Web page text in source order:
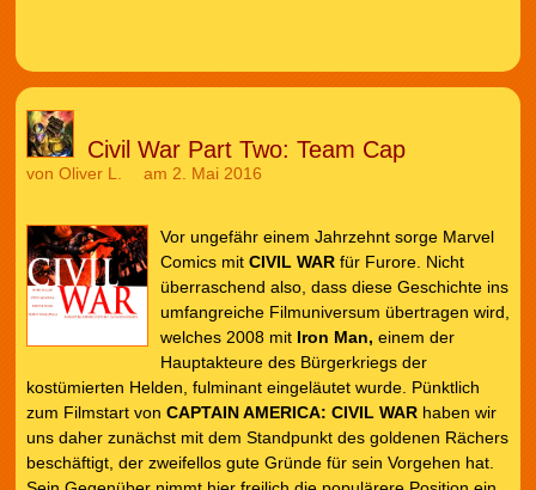
Civil War Part Two: Team Cap
von Oliver L. am 2. Mai 2016
Vor ungefähr einem Jahrzehnt sorge Marvel
Comics mit CIVIL WARfür Furore. Nicht
überraschend also, dass diese Geschichte ins
umfangreiche Filmuniversum übertragen wird,
welches 2008 mit Iron Man, einem der
Hauptakteure des Bürgerkriegs der
kostümierten Helden, fulminant eingeläutet wurde. Pünktlich
zum Filmstart von CAPTAIN AMERICA: CIVIL WARhaben wir
uns daher zunächst mit dem Standpunkt des goldenen Rächers
beschäftigt, der zweifellos gute Gründe für sein Vorgehen hat.